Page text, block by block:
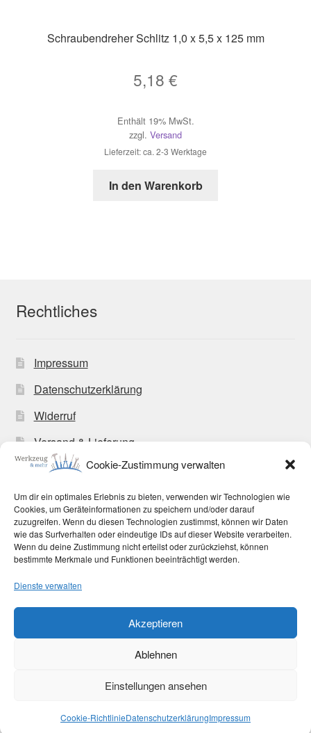
Cookie-Zustimmung verwalten
Um dir ein optimales Erlebnis zu bieten, verwenden wir Technologien wie
Cookies, um Geräteinformationen zu speichern und/oder darauf
zuzugreifen. Wenn du diesen Technologien zustimmst, können wir Daten
wie das Surfverhalten oder eindeutige IDs auf dieser Website verarbeiten.
Wenn du deine Zustimmung nicht erteilst oder zurückziehst, können
bestimmte Merkmale und Funktionen beeinträchtigt werden.
Dienste verwalten
Akzeptieren
Ablehnen
Einstellungen ansehen
Cookie-RichtlinieDatenschutzerklärungImpressum
Schraubendreher Schlitz 1,0 x 5,5 x 125 mm
5,18 €
Enthält 19% MwSt.
zzgl. Versand
Lieferzeit: ca. 2-3 Werktage
In den Warenkorb
Rechtliches
Impressum
Datenschutzerklärung
Widerruf
Versand & Lieferung
Zahlungsweisen
Allgemeine Geschäftsbedingungen
Cookie-Richtlinie (EU)
© Werkzeug und mehr 2026
Erstellt mit WooCommerce
Vertrag widerrufen